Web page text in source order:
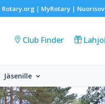
Rotary.org | MyRotary |
Club Finder
Jäsenille